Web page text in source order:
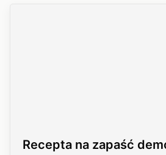
Recepta na zapaść